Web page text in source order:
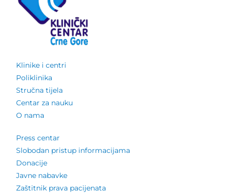
Klinike i centri
Poliklinika
Stručna tijela
Centar za nauku
O nama
Press centar
Slobodan pristup informacijama
Donacije
Javne nabavke
Zaštitnik prava pacijenata